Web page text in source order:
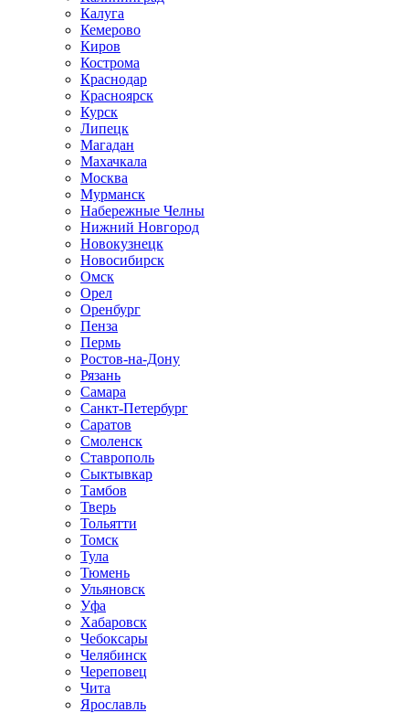
Калуга
Кемерово
Киров
Кострома
Краснодар
Красноярск
Курск
Липецк
Магадан
Махачкала
Москва
Мурманск
Набережные Челны
Нижний Новгород
Новокузнецк
Новосибирск
Омск
Орел
Оренбург
Пенза
Пермь
Ростов-на-Дону
Рязань
Самара
Санкт-Петербург
Саратов
Смоленск
Ставрополь
Сыктывкар
Тамбов
Тверь
Тольятти
Томск
Тула
Тюмень
Ульяновск
Уфа
Хабаровск
Чебоксары
Челябинск
Череповец
Чита
Ярославль